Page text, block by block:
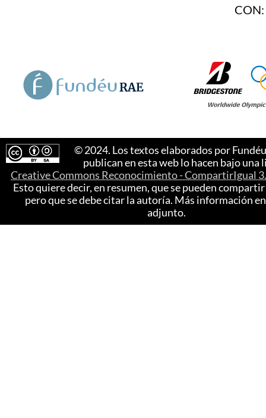
CON:
© 2024. Los textos elaborados por
publican en esta web lo hacen bajo una
Creative Commons Reconocimiento - CompartirIgual
Esto quiere decir, en resumen, que se pueden
pero que se debe citar la autoría. Más información
adjunto.